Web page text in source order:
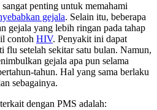
penting untuk memahami
gejala. Selain itu, beberapa
gejala yang lebih ringan pada tahap
contoh HIV. Penyakit ini dapat
flu setelah sekitar satu bulan. Namun,
gejala apa pun selama
tahun. Hal yang sama berlaku
sebagainya.
dengan PMS adalah: